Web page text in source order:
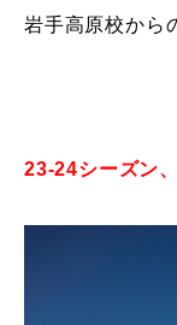
宮城山形
岩手高原校から
23-24シーズン